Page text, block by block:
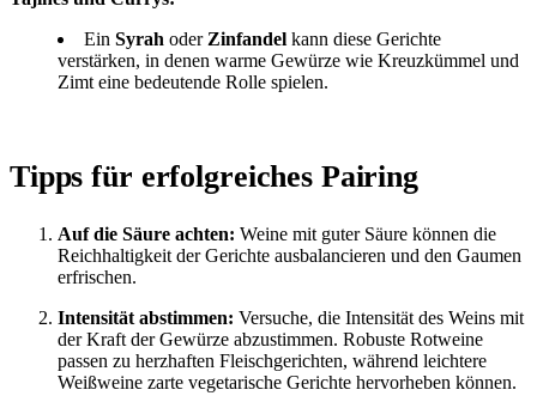
Ein Syrah oder Zinfandel kann diese Gerichte
verstärken, in denen warme Gewürze wie Kreuzkümmel und
Zimt eine bedeutende Rolle spielen.
Tipps für erfolgreiches Pairing
Auf die Säure achten: Weine mit guter Säure können die
Reichhaltigkeit der Gerichte ausbalancieren und den Gaumen
erfrischen.
Intensität abstimmen: Versuche, die Intensität des Weins mit
der Kraft der Gewürze abzustimmen. Robuste Rotweine
passen zu herzhaften Fleischgerichten, während leichtere
Weißweine zarte vegetarische Gerichte hervorheben können.